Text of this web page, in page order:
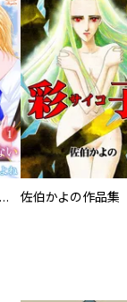
王立学園で唯一魔法が使えない庶民仲間のはずですよね～実は王子様で私を溺愛しているなんて告白はやめてください～ 佐伯かよの作品集